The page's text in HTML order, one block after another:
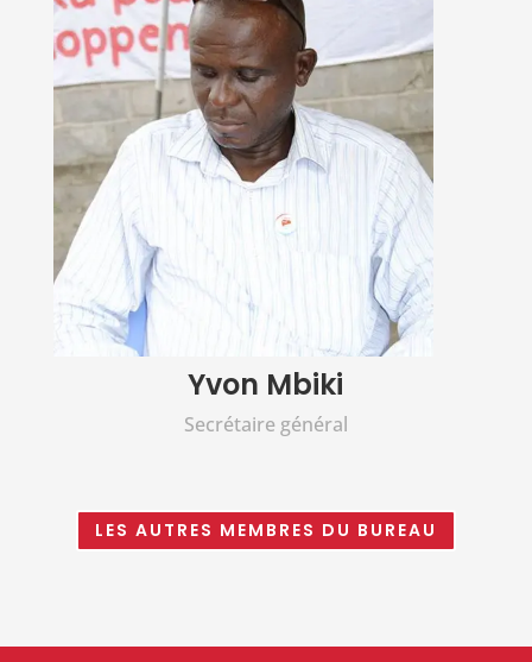
Yvon Mbiki
Secrétaire général
LES AUTRES MEMBRES DU BUREAU